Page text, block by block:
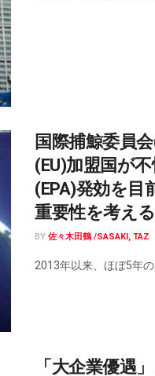
国際捕鯨委員
(EU)加盟国が
(EPA)発効を目
重要性を考える
BY 佐々木田鶴 /SASAKI, TAZ
2013年以来、ほぼ5年の
「大企業優遇